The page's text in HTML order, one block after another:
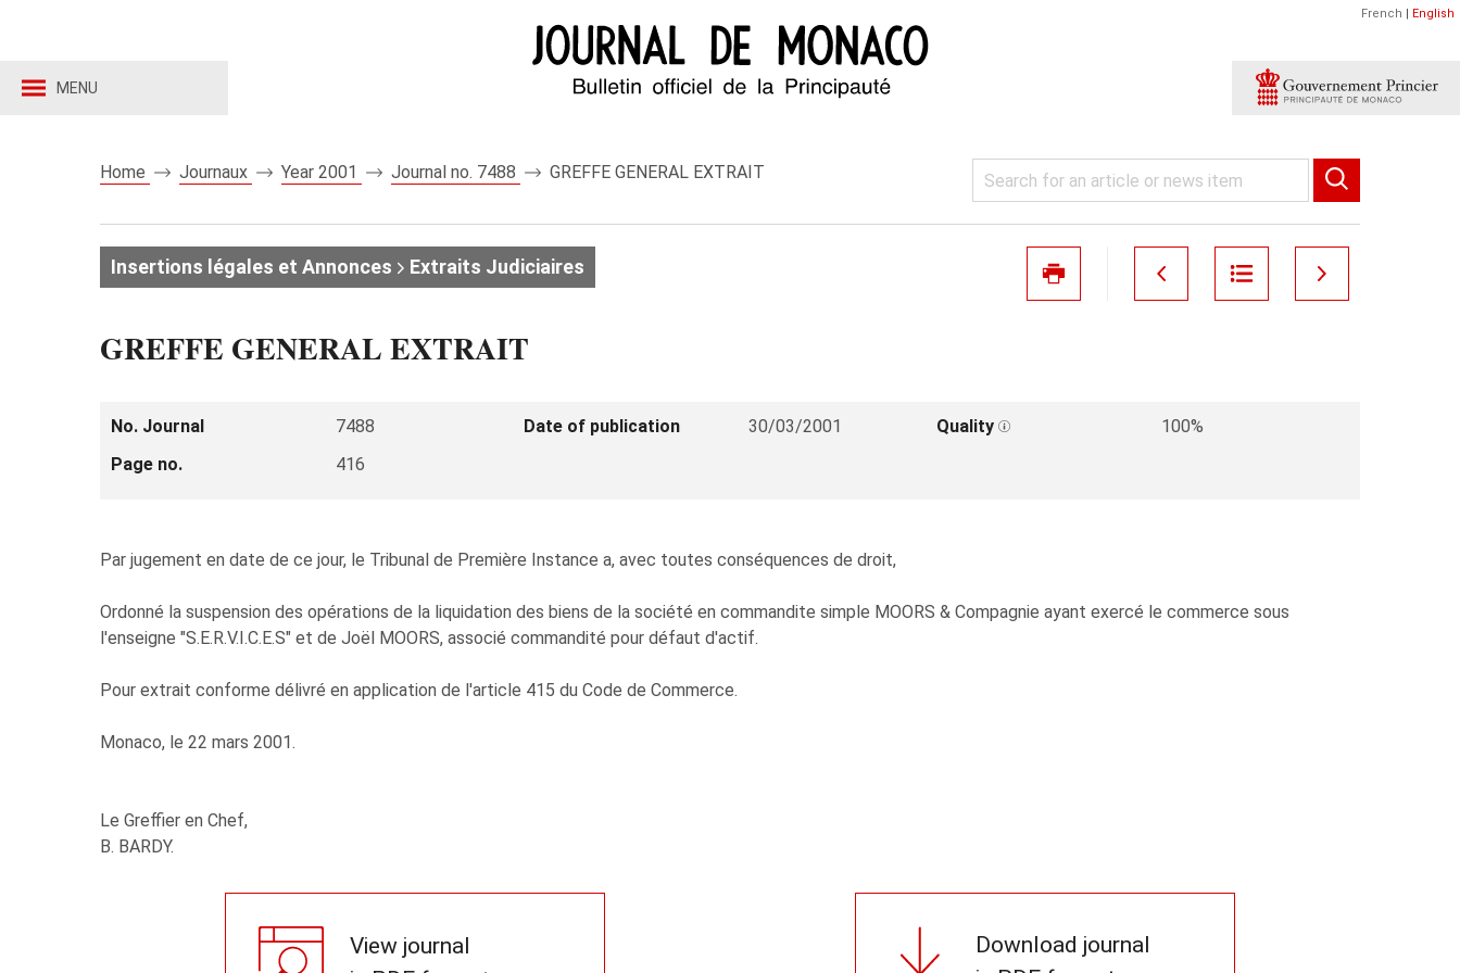
MENU
French | English
Home Journaux Year 2001 Journal no. 7488 GREFFE GENERAL EXTRAIT
Insertions légales et Annonces Extraits Judiciaires
GREFFE GENERAL EXTRAIT
No. Journal 7488 Date of publication 30/03/2001 Quality
100%
Page no.
416
Par jugement en date de ce jour, le Tribunal de Première Instance a, avec toutes conséquences de droit,
Ordonné la suspension des opérations de la liquidation des biens de la société en commandite simple MOORS & Compagnie ayant exercé le commerce sous
l'enseigne "S.E.R.V.I.C.E.S" et de Joël MOORS, associé commandité pour défaut d'actif.
Pour extrait conforme délivré en application de l'article 415 du Code de Commerce.
Monaco, le 22 mars 2001.
Le Greffier en Chef,
B. BARDY.
View journal
Download journal